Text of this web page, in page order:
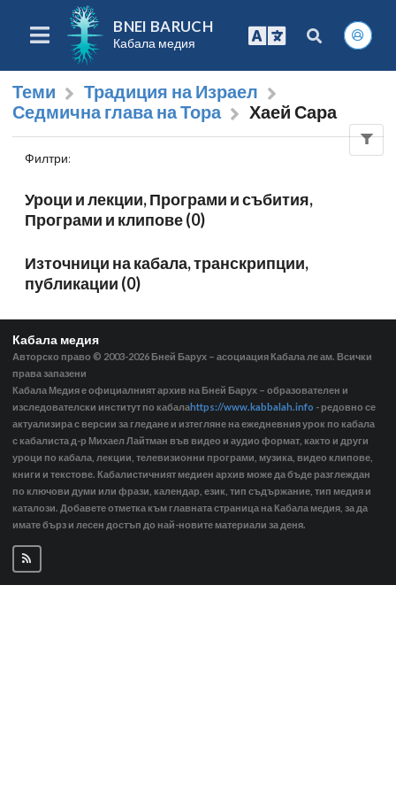
BNEI BARUCH
Кабала медия
Теми
Традиция на Израел
Седмична глава на Тора
Хаей Сара
Филтри:
Уроци и лекции, Програми и събития,
Програми и клипове (0)
Източници на кабала, транскрипции,
публикации (0)
Кабала медия
Авторско право © 2003-2026 Бней Барух – асоциация Кабала ле ам. Всички
права запазени
Кабала Медия е официалният архив на Бней Барух – образователен и
изследователски институт по кабалаhttps://www.kabbalah.info - редовно се
актуализира с версии за гледане и изтегляне на ежедневния урок по кабала
с кабалиста д-р Михаел Лайтман във видео и аудио формат, както и други
уроци по кабала, лекции, телевизионни програми, музика, видео клипове,
книги и текстове. Кабалистичният медиен архив може да бъде разглеждан
по ключови думи или фрази, календар, език, тип съдържание, тип медия и
каталози. Добавете отметка към главната страница на Кабала медия, за да
имате бърз и лесен достъп до най-новите материали за деня.